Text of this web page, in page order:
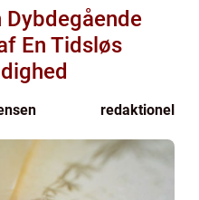
En Tidsløs
redaktionel